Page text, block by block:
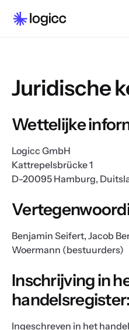
Juridische
Wettelijke
Logicc GmbH
Kattrepelsbrücke 1
D-20095 Hamburg,
Benjamin Seifert, Jacob
Woermann (bestuurders)
Inschrijving in
handelsregister:
Ingeschreven in het